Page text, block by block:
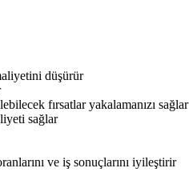
düşürür
fırsatlar yakalamanızı sağlar
sağlar
ve iş sonuçlarını iyileştirir